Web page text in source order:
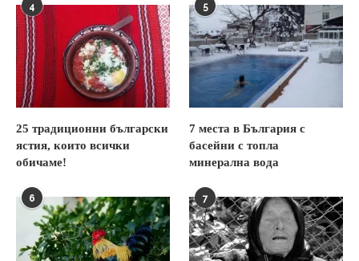
4
25 традиционни български
ястия, които всички
обичаме!
5
7 места в България с
басейни с топла
минерална вода
6 7